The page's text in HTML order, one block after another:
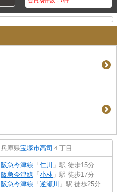
兵庫県宝塚市高司 ４丁目
阪急今津線 「 仁川 」駅 徒歩15分
阪急今津線 「 小林 」駅 徒歩17分
阪急今津線 「 逆瀬川 」駅 徒歩25分